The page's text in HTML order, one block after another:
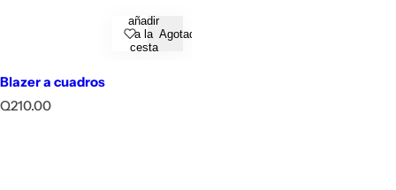
añadir
a la
cesta
Agotado
Blazer a cuadros
P
Q210.00